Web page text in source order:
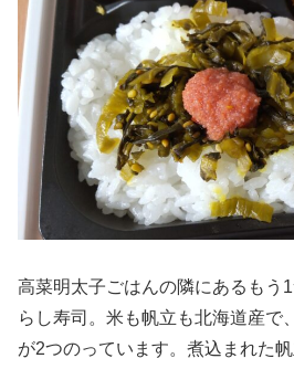
高菜明太子ごはんの隣にあるもう
らし寿司。米も帆立も北海道産で
が2つのっています。煮込まれた